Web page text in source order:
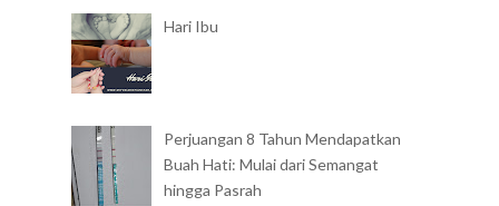
Hari Ibu
Perjuangan 8 Tahun Mendapatkan
Buah Hati: Mulai dari Semangat
hingga Pasrah